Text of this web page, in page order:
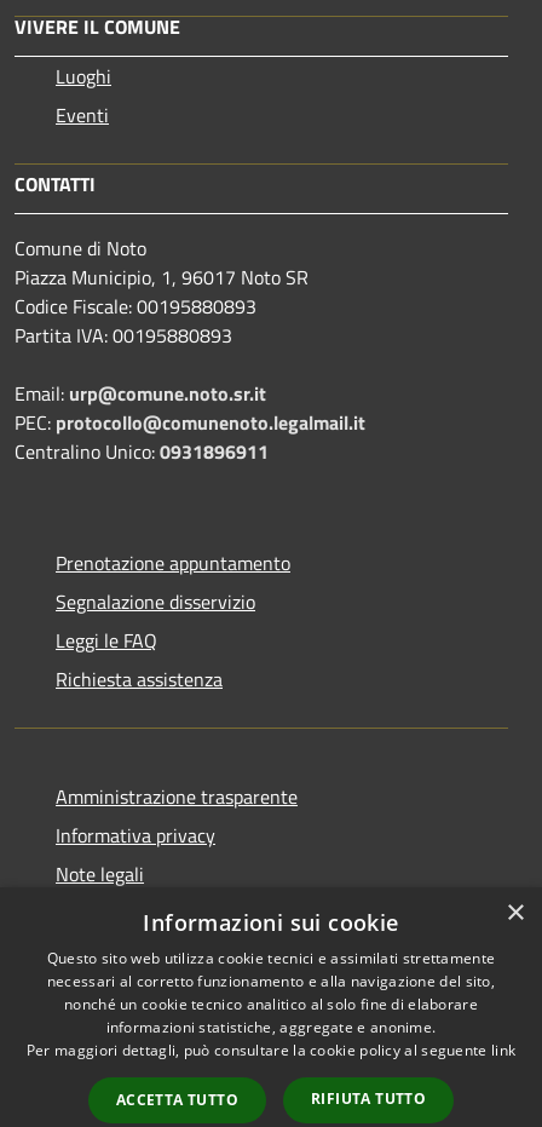
VIVERE IL COMUNE
Luoghi
Eventi
CONTATTI
Comune di Noto
Piazza Municipio, 1, 96017 Noto SR
Codice Fiscale: 00195880893
Partita IVA: 00195880893
Email: urp@comune.noto.sr.it
PEC: protocollo@comunenoto.legalmail.it
Centralino Unico:0931896911
Prenotazione appuntamento
Segnalazione disservizio
Leggi le FAQ
Richiesta assistenza
Amministrazione trasparente
Informativa privacy
Note legali
Dichiarazione di accessibilità
Accessibilità
Copyright © 2026 • Città di
Noto • Powered by
Municipium•
Accesso
×
Informazioni sui cookie
Questo sito web utilizza cookie tecnici e assimilati strettamente
necessari al corretto funzionamento e alla navigazione del sito,
nonché un cookie tecnico analitico al solo fine di elaborare
informazioni statistiche, aggregate e anonime.
Per maggiori dettagli, può consultare la cookie policy al seguente link
ACCETTA TUTTO RIFIUTA TUTTO